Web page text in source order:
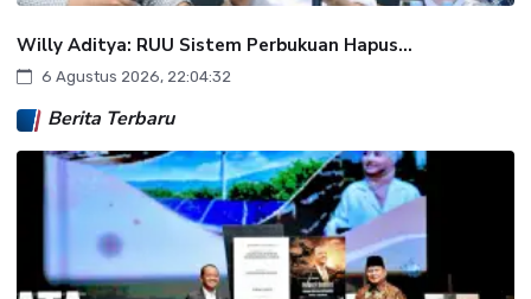
Willy Aditya: RUU Sistem Perbukuan Hapus...
6 Agustus 2026, 22:04:32
Berita Terbaru